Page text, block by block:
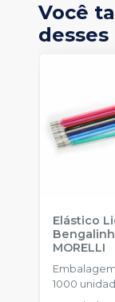
Você
desses
Elástico
MORELLI
1000